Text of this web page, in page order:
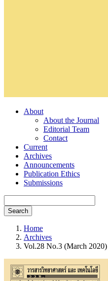
About
About the Journal
Editorial Team
Contact
Current
Archives
Announcements
Publication Ethics
Submissions
Search
Home
Archives
Vol.28 No.3 (March 2020)